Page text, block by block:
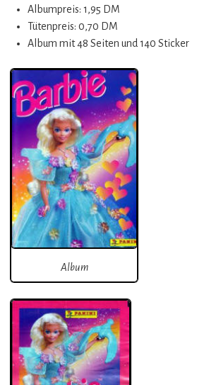
Albumpreis: 1,95 DM
Tütenpreis: 0,70 DM
Album mit 48 Seiten und 140 Sticker
Album